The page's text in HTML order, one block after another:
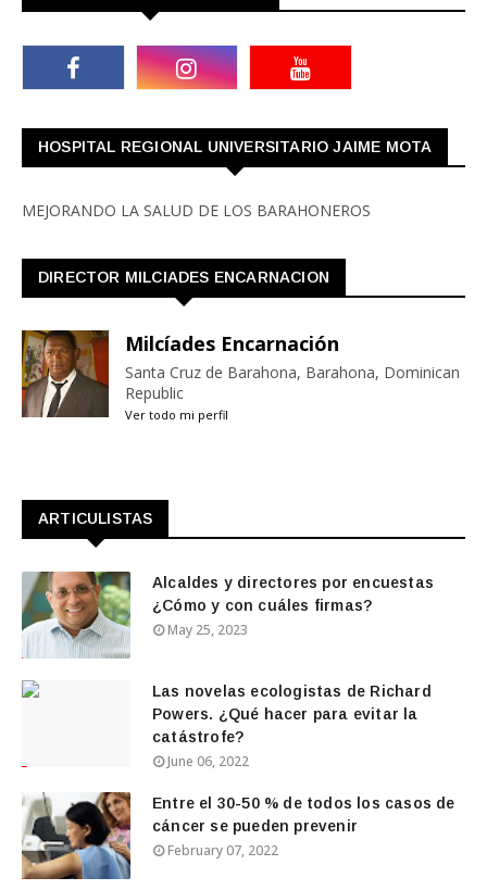
HOSPITAL REGIONAL UNIVERSITARIO JAIME MOTA
MEJORANDO LA SALUD DE LOS BARAHONEROS
DIRECTOR MILCIADES ENCARNACION
Milcíades Encarnación
Santa Cruz de Barahona, Barahona, Dominican
Republic
Ver todo mi perfil
ARTICULISTAS
Alcaldes y directores por encuestas
¿Cómo y con cuáles firmas?
May 25, 2023
Las novelas ecologistas de Richard
Powers. ¿Qué hacer para evitar la
catástrofe?
June 06, 2022
Entre el 30-50 % de todos los casos de
cáncer se pueden prevenir
February 07, 2022